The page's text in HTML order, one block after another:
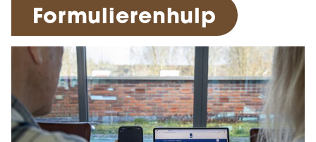
Formulierenhulp